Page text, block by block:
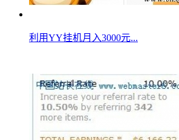
利用YY挂机月入3000元...